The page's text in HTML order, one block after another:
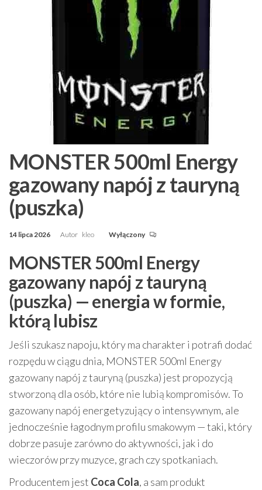
MONSTER 500ml Energy
gazowany napój z tauryną
(puszka)
14 lipca 2026 Autor kleo Wyłączony
MONSTER 500ml Energy
gazowany napój z tauryną
(puszka) — energia w formie,
którą lubisz
Jeśli szukasz napoju, który ma charakter i potrafi dodać
rozpędu w ciągu dnia, MONSTER 500ml Energy
gazowany napój z tauryną (puszka) jest propozycją
stworzoną dla osób, które nie lubią kompromisów. To
gazowany napój energetyzujący o intensywnym, ale
jednocześnie łagodnym profilu smakowym — taki, który
dobrze pasuje zarówno do aktywności, jak i do
wieczorów przy muzyce, grach czy spotkaniach.
Producentem jest Coca Cola, a sam produkt